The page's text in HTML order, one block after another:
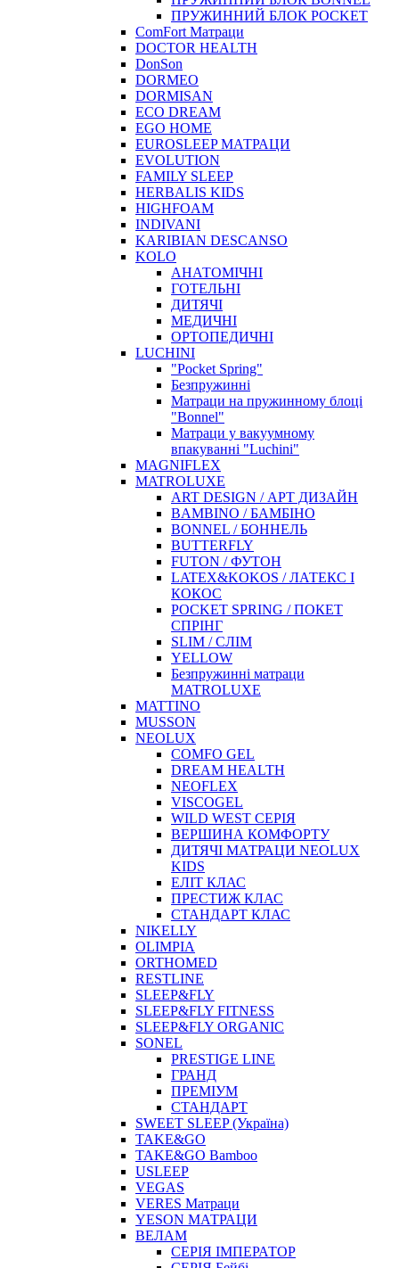
ПРУЖИННИЙ БЛОК POCKET
ComFort Матраци
DOCTOR HEALTH
DonSon
DORMEO
DORMISAN
ECO DREAM
EGO HOME
EUROSLEEP МАТРАЦИ
EVOLUTION
FAMILY SLEEP
HERBALIS KIDS
HIGHFOAM
INDIVANI
KARIBIAN DESCANSO
KOLO
АНАТОМІЧНІ
ГОТЕЛЬНІ
ДИТЯЧІ
МЕДИЧНІ
ОРТОПЕДИЧНІ
LUCHINI
"Pocket Spring"
Безпружинні
Матраци на пружинному блоці
"Bonnel"
Матраци у вакуумному
впакуванні "Luchini"
MAGNIFLEX
MATROLUXE
ART DESIGN / АРТ ДИЗАЙН
BAMBINO / БАМБІНО
BONNEL / БОННЕЛЬ
BUTTERFLY
FUTON / ФУТОН
LATEX&KOKOS / ЛАТЕКС І
КОКОС
POCKET SPRING / ПОКЕТ
СПРІНГ
SLIM / СЛІМ
YELLOW
Безпружинні матраци
MATROLUXE
MATTINO
MUSSON
NEOLUX
COMFO GEL
DREAM HEALTH
NEOFLEX
VISCOGEL
WILD WEST СЕРІЯ
ВЕРШИНА КОМФОРТУ
ДИТЯЧІ МАТРАЦИ NEOLUX
KIDS
ЕЛІТ КЛАС
ПРЕСТИЖ КЛАС
СТАНДАРТ КЛАС
NIKELLY
OLIMPIA
ORTHOMED
RESTLINE
SLEEP&FLY
SLEEP&FLY FITNESS
SLEEP&FLY ORGANIC
SONEL
PRESTIGE LINE
ГРАНД
ПРЕМІУМ
СТАНДАРТ
SWEET SLEEP (Україна)
TAKE&GO
TAKE&GO Bamboo
USLEEP
VEGAS
VERES Матраци
YESON МАТРАЦИ
ВЕЛАМ
СЕРІЯ ІМПЕРАТОР